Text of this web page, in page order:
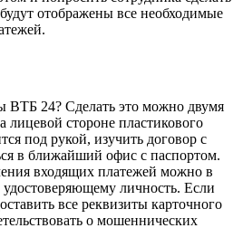
отображены все необходимые
ВТБ 24? Сделать это можно двумя
лицевой стороне пластикового
под рукой, изучить договор с
в ближайший офис с паспортом.
входящих платежей можно в
личность. Если
все реквизиты карточного
о мошеннических